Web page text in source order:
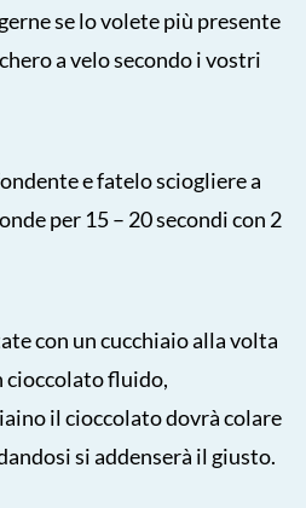
se lo volete più presente
a velo secondo i vostri
e fatelo sciogliere a
per 15 – 20 secondi con 2
con un cucchiaio alla volta
cioccolato fluido,
il cioccolato dovrà colare
si addenserà il giusto.